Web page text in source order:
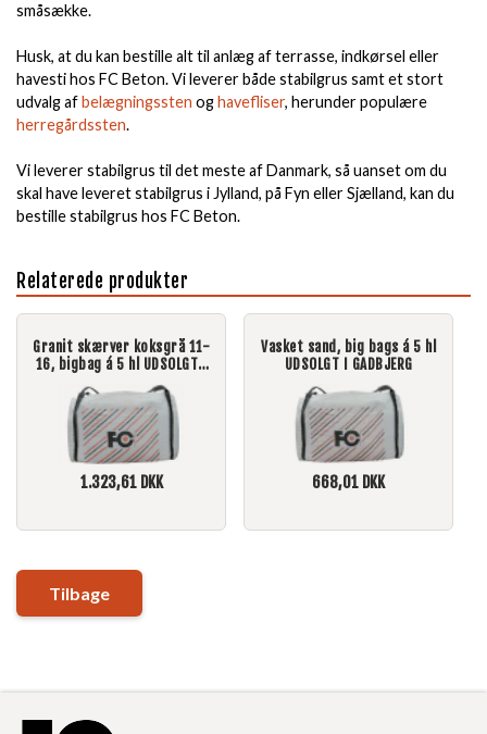
småsække.
Husk, at du kan bestille alt til anlæg af terrasse, indkørsel eller
havesti hos FC Beton. Vi leverer både stabilgrus samt et stort
udvalg afbelægningssten oghavefliser, herunder populære
herregårdssten.
Vi leverer stabilgrus til det meste af Danmark, så uanset om du
skal have leveret stabilgrus i Jylland, på Fyn eller Sjælland, kan du
bestille stabilgrus hos FC Beton.
Relaterede produkter
Granit skærver koksgrå 11-
16, bigbag á 5 hl UDSOLGT I
GADBJERG
1.323,61DKK
Vasket sand, big bags á 5 hl
UDSOLGT I GADBJERG
668,01 DKK
Tilbage